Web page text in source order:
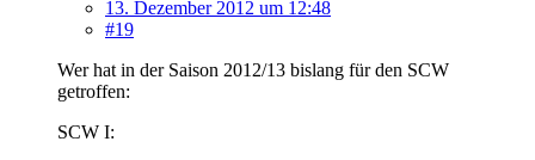
13. Dezember 2012 um 12:48
#19
Wer hat in der Saison 2012/13 bislang für den SCW
getroffen:
SCW I: